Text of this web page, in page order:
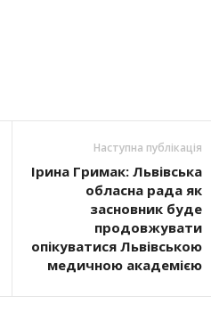
Наступна публікація
Ірина Гримак: Львівська
обласна рада як
засновник буде
продовжувати
опікуватися Львівською
медичною академією